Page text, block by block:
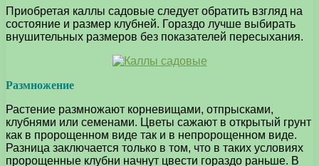
Приобретая каллы садовые следует обратить взгляд на
состояние и размер клубней. Гораздо лучше выбирать
внушительных размеров без показателей пересыхания.
Размножение
Растение размножают корневищами, отпрысками,
клубнями или семенами. Цветы сажают в открытый грунт
как в пророщенном виде так и в непророщенном виде.
Разница заключается только в том, что в таких условиях
пророщенные клубни начнут цвести гораздо раньше. В